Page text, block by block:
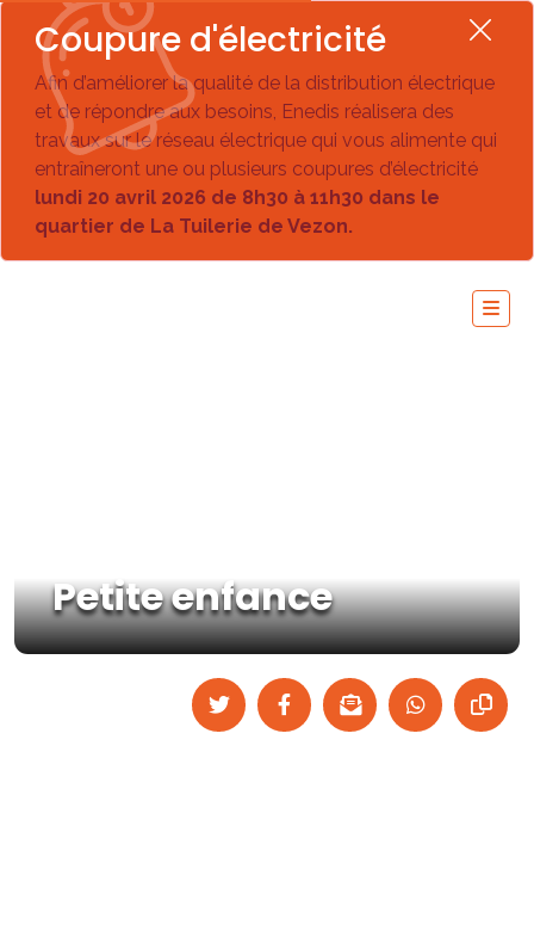
Coupure d'électricité
Afin d’améliorer la qualité de la distribution électrique
et de répondre aux besoins, Enedis réalisera des
travaux sur le réseau électrique qui vous alimente qui
entraîneront une ou plusieurs coupures d’électricité
lundi 20 avril 2026 de 8h30 à 11h30 dans le
quartier de La Tuilerie de Vezon.
Petite enfance